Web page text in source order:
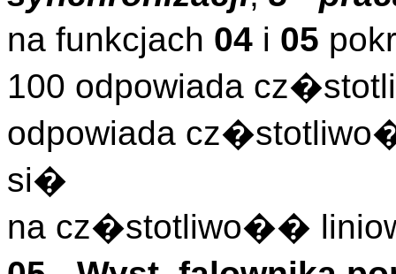
na funkcjach 04 i 05
100 odpowiada
odpowiada
si�
na cz�stotliwo��